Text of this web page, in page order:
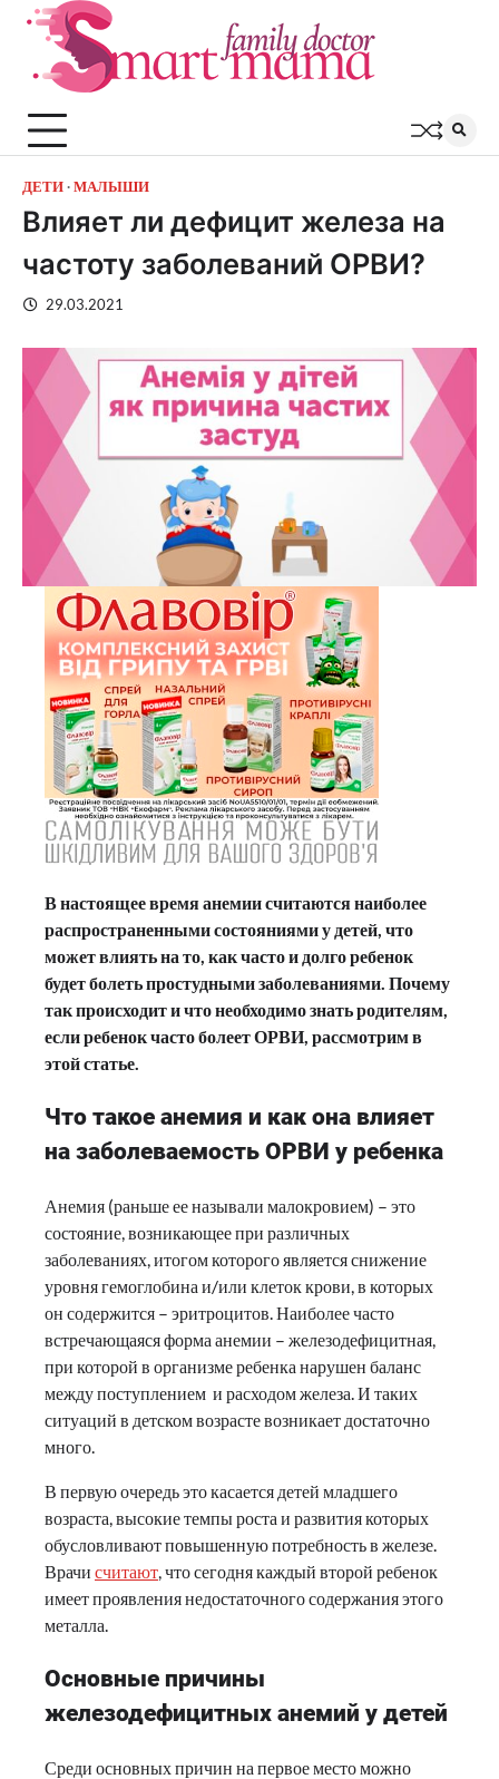
Перейти
содержимому
ДЕТИ МАЛЫШИ
Влияет ли дефицит железа на
частоту заболеваний ОРВИ?
29.03.2021
В настоящее время анемии считаются наиболее
распространенными состояниями у детей, что
может влиять на то, как часто и долго ребенок
будет болеть простудными заболеваниями. Почему
так происходит и что необходимо знать родителям,
если ребенок часто болеет ОРВИ, рассмотрим в
этой статье.
Что такое анемия и как она влияет
на заболеваемость ОРВИ у ребенка
Анемия (раньше ее называли малокровием) – это
состояние, возникающее при различных
заболеваниях, итогом которого является снижение
уровня гемоглобина и/или клеток крови, в которых
он содержится – эритроцитов. Наиболее часто
встречающаяся форма анемии – железодефицитная,
при которой в организме ребенка нарушен баланс
между поступлением и расходом железа. И таких
ситуаций в детском возрасте возникает достаточно
много.
В первую очередь это касается детей младшего
возраста, высокие темпы роста и развития которых
обусловливают повышенную потребность в железе.
Врачи считают, что сегодня каждый второй ребенок
имеет проявления недостаточного содержания этого
металла.
Основные причины
железодефицитных анемий у детей
Среди основных причин на первое место можно